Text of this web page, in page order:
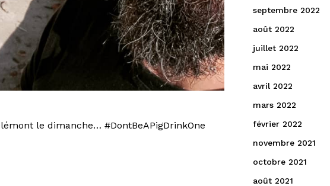
le dimanche… #DontBeAPigDrinkOne
septembre 2022
août 2022
juillet 2022
mai 2022
avril 2022
mars 2022
février 2022
novembre 2021
octobre 2021
août 2021